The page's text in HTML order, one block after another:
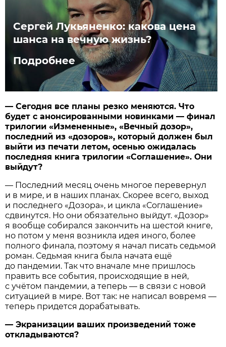
Сергей Лукьяненко: какова цена
шанса на вечную жизнь?
Подробнее
— Сегодня все планы резко меняются. Что
будет с анонсированными новинками — финал
трилогии «Измененные», «Вечный дозор»,
последний из «дозоров», который должен был
выйти из печати летом, осенью ожидалась
последняя книга трилогии «Соглашение». Они
выйдут?
— Последний месяц очень многое перевернул
и в мире, и в наших планах. Скорее всего, выход
и последнего «Дозора», и цикла «Соглашение»
сдвинутся. Но они обязательно выйдут. «Дозор»
я вообще собирался закончить на шестой книге,
но потом у меня возникла идея иного, более
полного финала, поэтому я начал писать седьмой
роман. Седьмая книга была начата ещё
до пандемии. Так что вначале мне пришлось
править все события, происходящие в ней,
с учётом пандемии, а теперь — в связи с новой
ситуацией в мире. Вот так: не написал вовремя —
теперь придется дорабатывать.
— Экранизации ваших произведений тоже
откладываются?